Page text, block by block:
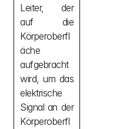
Leiter, der
auf die
Körperoberfl
äche
aufgebracht
wird, um das
elektrische
Signal an der
Körperoberfl